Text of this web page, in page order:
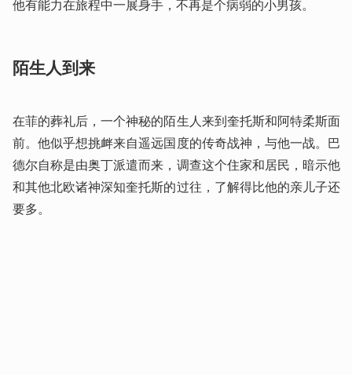
他有能力在旅程中一展身手，不再是个病弱的小男孩。
陌生人到来
在菲的葬礼后，一个神秘的陌生人来到奎托斯和阿特柔斯面
前。他似乎想挑衅来自遥远国度的传奇战神，与他一战。巴
德尔自称是由奥丁派遣而来，调查这个住家和居民，暗示他
和其他北欧诸神深知奎托斯的过往，了解得比他的亲儿子还
要多。